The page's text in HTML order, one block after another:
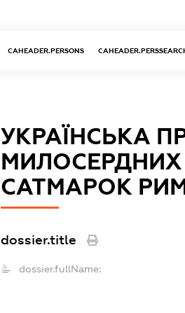
CAHEADER.PERSONS
УКРАЇНСЬКА
МИЛОСЕРДНИХ
САТМАРОК
dossier.title
dossier.fullName: